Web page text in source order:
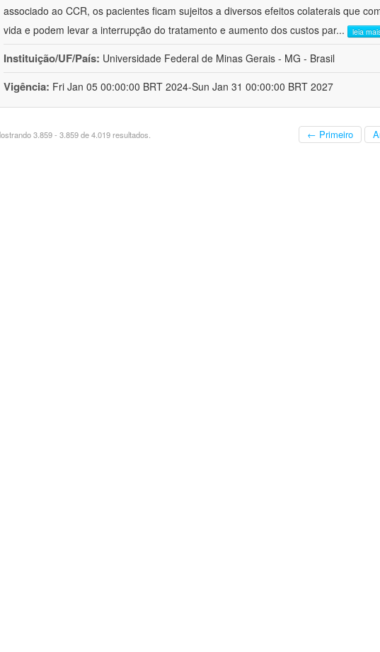
associado ao CCR, os pacientes ficam sujeitos a diversos efeitos colaterais que
vida e podem levar a interrupção do tratamento e aumento dos custos par... leia
Instituição/UF/País: Universidade Federal de Minas Gerais - MG - Brasil
Vigência: Fri Jan 05 00:00:00 BRT 2024-Sun Jan 31 00:00:00 BRT 2027
3.859 - 3.859 de 4.019 resultados. ← Primeiro